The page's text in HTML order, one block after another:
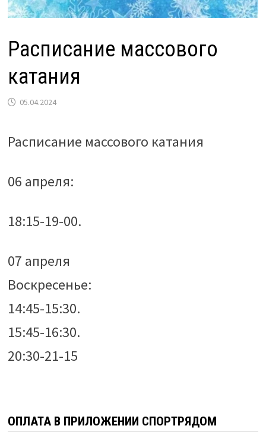
Расписание массового
катания
05.04.2024
Расписание массового катания
06 апреля:
18:15-19-00.
07 апреля
Воскресенье:
14:45-15:30.
15:45-16:30.
20:30-21-15
ОПЛАТА В ПРИЛОЖЕНИИ СПОРТРЯДОМ